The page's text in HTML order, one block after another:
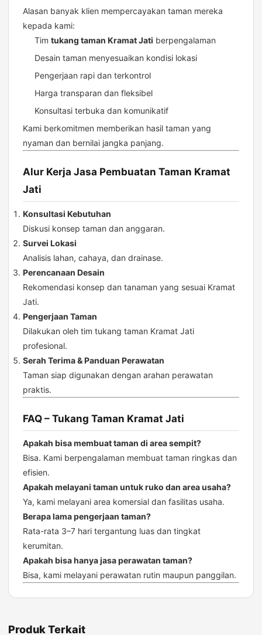
Alasan banyak klien mempercayakan taman mereka
kepada kami:
Tim tukang taman Kramat Jati berpengalaman
Desain taman menyesuaikan kondisi lokasi
Pengerjaan rapi dan terkontrol
Harga transparan dan fleksibel
Konsultasi terbuka dan komunikatif
Kami berkomitmen memberikan hasil taman yang
nyaman dan bernilai jangka panjang.
Alur Kerja Jasa Pembuatan Taman Kramat
Jati
Konsultasi Kebutuhan
Diskusi konsep taman dan anggaran.
Survei Lokasi
Analisis lahan, cahaya, dan drainase.
Perencanaan Desain
Rekomendasi konsep dan tanaman yang sesuai Kramat
Jati.
Pengerjaan Taman
Dilakukan oleh tim tukang taman Kramat Jati
profesional.
Serah Terima & Panduan Perawatan
Taman siap digunakan dengan arahan perawatan
praktis.
FAQ – Tukang Taman Kramat Jati
Apakah bisa membuat taman di area sempit?
Bisa. Kami berpengalaman membuat taman ringkas dan
efisien.
Apakah melayani taman untuk ruko dan area usaha?
Ya, kami melayani area komersial dan fasilitas usaha.
Berapa lama pengerjaan taman?
Rata-rata 3–7 hari tergantung luas dan tingkat
kerumitan.
Apakah bisa hanya jasa perawatan taman?
Bisa, kami melayani perawatan rutin maupun panggilan.
Produk Terkait